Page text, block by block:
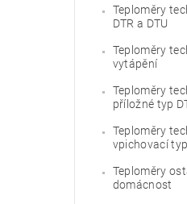
Teploměry
DTR a DTU
Teploměry
vytápění
Teploměry
příložné typ
Teploměry
vpichovací
Teploměry
domácnost